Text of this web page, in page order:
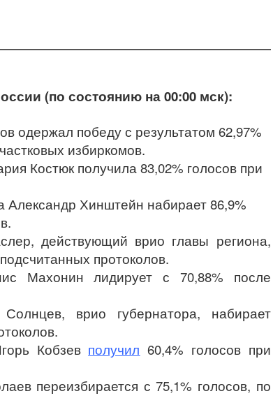
(по состоянию на 00:00 мск):
одержал победу с результатом 62,97%
избиркомов.
Костюк получила 83,02% голосов при
Александр Хинштейн набирает 86,9%
действующий врио главы региона,
протоколов.
Махонин лидирует с 70,88% после
врио губернатора, набирает
Кобзев получил 60,4% голосов при
переизбирается с 75,1% голосов, по